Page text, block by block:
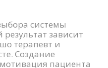
системы
зависит
терапевт и
Создание
пациента